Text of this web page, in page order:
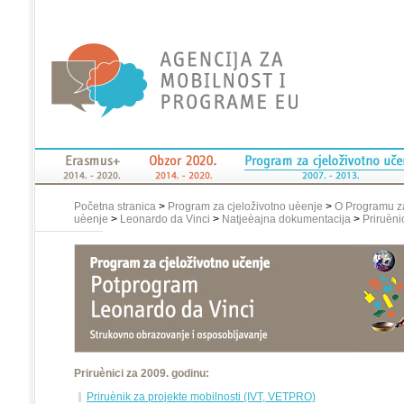
Početna stranica > Program za cjeloživotno uèenje > O Programu
uèenje > Leonardo da Vinci > Natjeèajna dokumentacija >
Priruènici za 2009. godinu:
Priruènik za projekte mobilnosti (IVT, VETPRO)